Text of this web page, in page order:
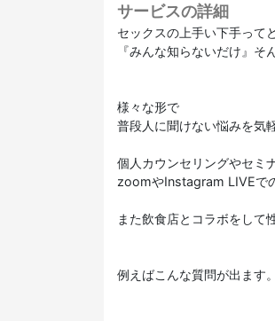
サービスの詳細
セックスの上手い下手って
『みんな知らないだけ』そ
様々な形で
普段人に聞けない悩みを気
個人カウンセリングやセミ
zoomやInstagram LIVEで
また飲食店とコラボをして
例えばこんな質問が出ます。